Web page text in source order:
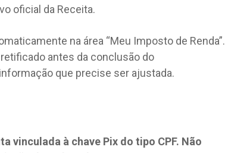
oficial da Receita.
na área “Meu Imposto de Renda”.
antes da conclusão do
que precise ser ajustada.
vinculada à chave Pix do tipo CPF. Não